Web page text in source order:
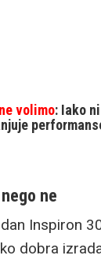
volimo: Iako
ne
Inspiron
dobra